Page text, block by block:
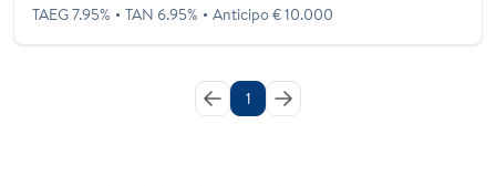
TAEG 7.95% TAN 6.95% Anticipo € 10.000
1